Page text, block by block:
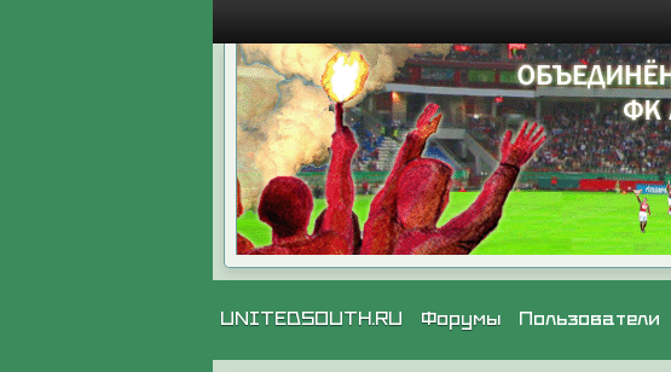
UNITEDSOUTH.RU Форумы Пользователи